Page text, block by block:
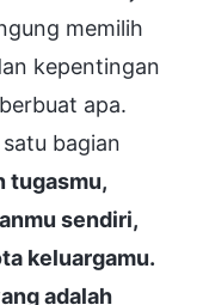
memilih
kepentingan
apa.
bagian
tugasmu,
sendiri,
keluargamu.
adalah